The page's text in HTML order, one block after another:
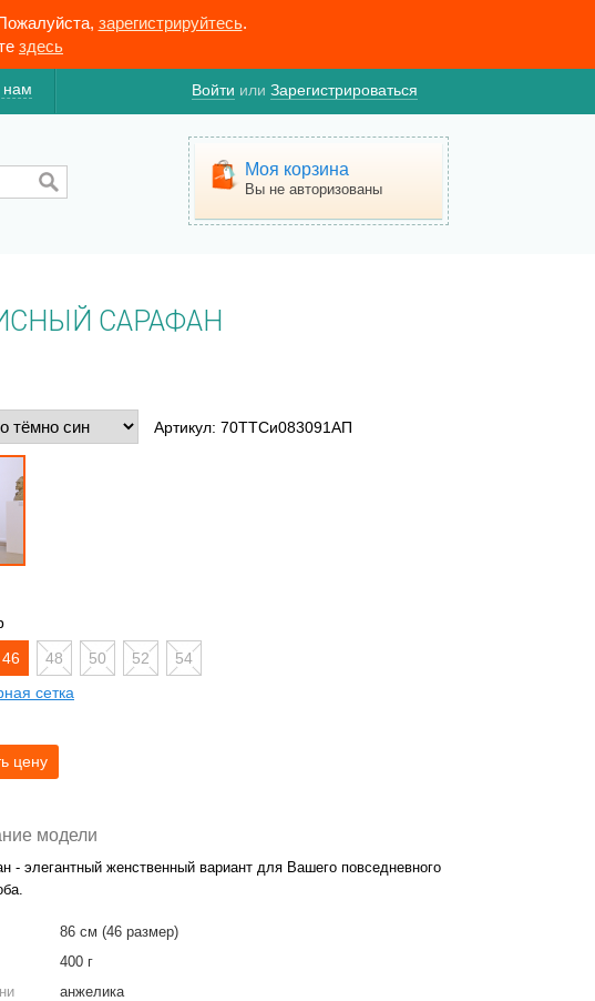
зарегистрируйтесь.
здесь
нам Войти или Зарегистрироваться
Моя корзина
Вы не авторизованы
САРАФАН
Артикул: 70ТТСи083091АП
46 48 50 52
54
сетка
модели
- элегантный женственный вариант для Вашего повседневного
86 см (46 размер)
400 г
анжелика